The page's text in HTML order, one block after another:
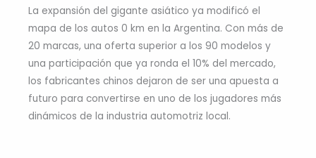
La expansión del gigante asiático ya modificó el
mapa de los autos 0 km en la Argentina. Con más de
20 marcas, una oferta superior a los 90 modelos y
una participación que ya ronda el 10% del mercado,
los fabricantes chinos dejaron de ser una apuesta a
futuro para convertirse en uno de los jugadores más
dinámicos de la industria automotriz local.